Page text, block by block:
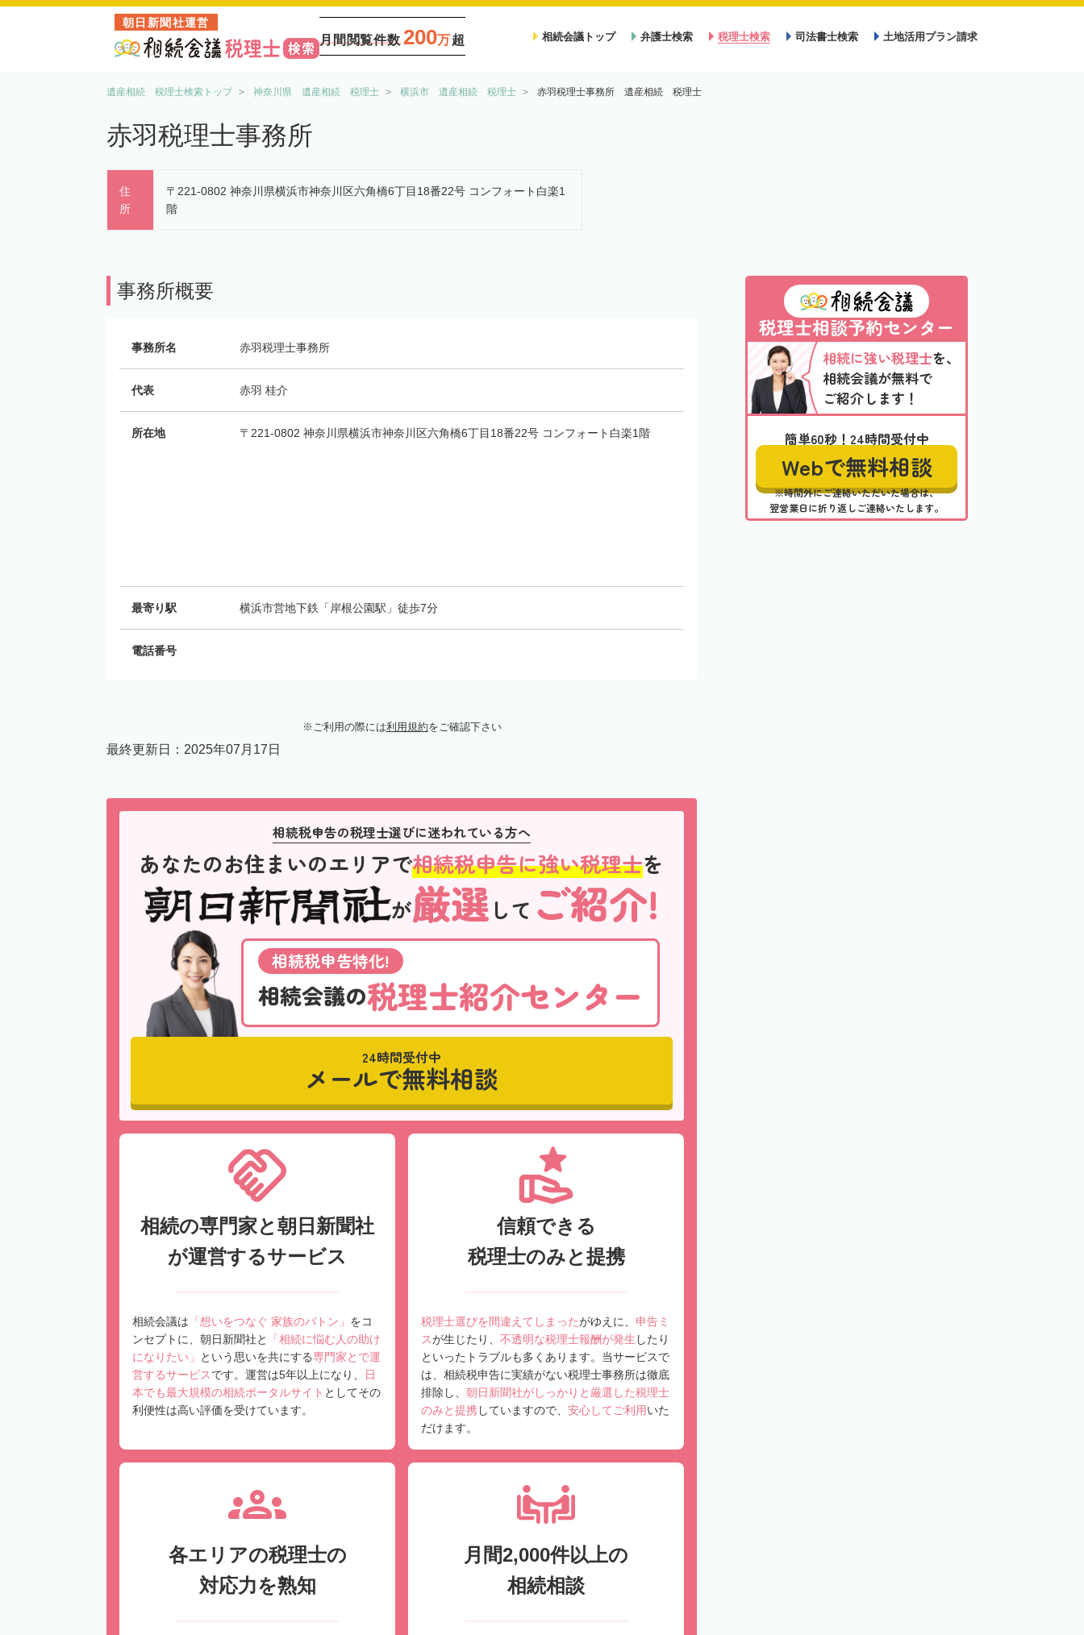
朝日新聞社運営
月間閲覧件数 200万超 相続会議トップ 弁護士検索 税理士検索 司法書士検索 土地活用プラン請求
遺産相続 税理士検索トップ 神奈川県 遺産相続 税理士 横浜市 遺産相続 税理士 赤羽税理士事務所 遺産相続 税理士
赤羽税理士事務所
住
所
〒221-0802 神奈川県横浜市神奈川区六角橋6丁目18番22号 コンフォート白楽1
階
事務所概要
事務所名 赤羽税理士事務所
代表 赤羽 桂介
所在地 〒221-0802 神奈川県横浜市神奈川区六角橋6丁目18番22号 コンフォート白楽1階
最寄り駅 横浜市営地下鉄「岸根公園駅」徒歩7分
電話番号
ご利用の際には利用規約をご確認下さい
最終更新日： 2025年07月17日
相続税申告の税理士選びに迷われている方へ
あなたのお住まいのエリアで相続税申告に強い税理士を
が厳選 して ご紹介!
相続税申告特化!
相続会議の税理士紹介センター
24時間受付中
メールで無料相談
相続の専門家と朝日新聞社
が運営するサービス
相続会議は 「想いをつなぐ 家族のバトン」 をコ
ンセプトに、朝日新聞社と
「相続に悩む人の助け
になりたい」
という思いを共にする専門家とで運
営するサービスです。運営は5年以上になり、
日
本でも最大規模の相続ポータルサイト としてその
利便性は高い評価を受けています。
信頼できる
税理士のみと提携
税理士選びを間違えてしまったがゆえに、 申告ミ
スが生じたり、 不透明な税理士報酬が発生 したり
といったトラブルも多くあります。当サービスで
は、相続税申告に実績がない税理士事務所は徹底
排除し、 朝日新聞社がしっかりと厳選した税理士
のみと提携していますので、 安心してご利用いた
だけます。
各エリアの税理士の
対応力を熟知
月間2,000件以上の
相続相談
税理士相談予約センター
相続に強い税理士を、
相続会議が無料で
ご紹介します！
簡単60秒！24時間受付中
Webで無料相談
※時間外にご連絡いただいた場合は、
翌営業日に折り返しご連絡いたします。